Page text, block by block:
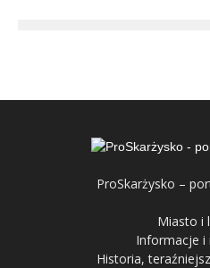
ProSkarżysko –
Miasto i
Informacje i
Historia,